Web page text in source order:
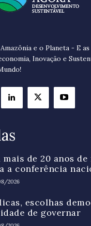
e o Planeta - E
Inovação e
mais de 20 anos
a conferência
2026
escolhas
de governar